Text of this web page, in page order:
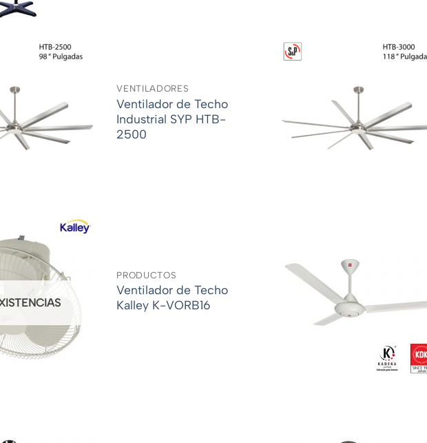
VENTILADORES
Ventilador de Techo
Industrial SYP HTB-
2500
PRODUCTOS
Ventilador de Techo
Kalley K-VORB16